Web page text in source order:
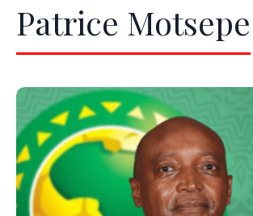
Patrice Motsepe